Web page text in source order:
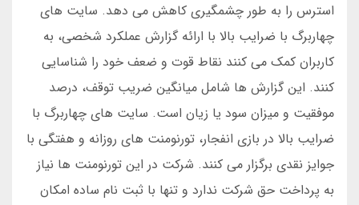
استرس را به طور چشمگیری کاهش می دهد. سایت های
چهاربرگ با ضرایب بالا با ارائه گزارش عملکرد شخصی، به
کاربران کمک می کنند نقاط قوت و ضعف خود را شناسایی
کنند. این گزارش ها شامل میانگین ضریب توقف، درصد
موفقیت و میزان سود یا زیان است. سایت های چهاربرگ با
ضرایب بالا در بازی انفجار، تورنومنت های روزانه و هفتگی با
جوایز نقدی برگزار می کنند. شرکت در این تورنومنت ها نیاز
به پرداخت حق شرکت ندارد و تنها با ثبت نام ساده امکان